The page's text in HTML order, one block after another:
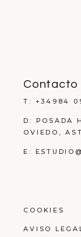
Contacto
T: +34984
D: POSADA
OVIEDO,
E:
COOKIES
AVISO